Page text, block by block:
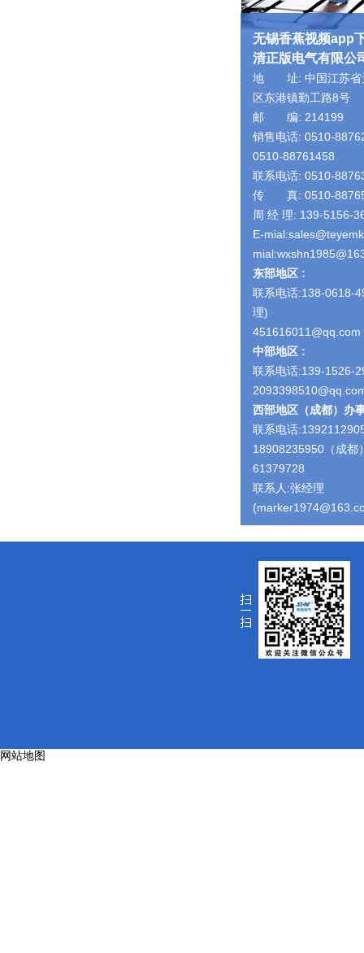
无锡香蕉视频app
清正版电气有限公
地 址: 中国江苏省
区东港镇勤工路8号
邮 编: 214199
销售电话: 0510-
0510-88761458
联系电话: 0510-
传 真: 0510-
周 经 理: 139-5156-
E-
东部地区 :
联系电话:138-0618-
理)
451616011@qq.com
中部地区 :
联系电话:139-1526-
西部地区（成都）办
联系电话
18908235950（成都
61379728
联系人:张经理
网站地图